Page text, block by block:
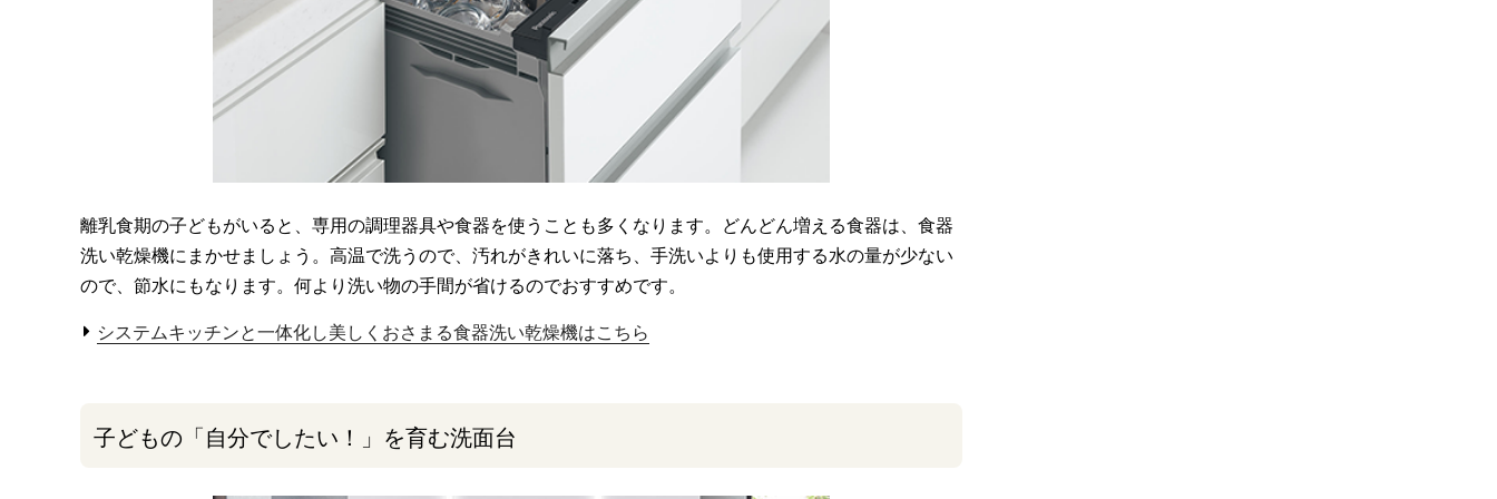
離乳食期の子どもがいると、専用の調理器具や食器を使うことも多くなります。どんどん増える食器は、食器
洗い乾燥機にまかせましょう。高温で洗うので、汚れがきれいに落ち、手洗いよりも使用する水の量が少ない
ので、節水にもなります。何より洗い物の手間が省けるのでおすすめです。
システムキッチンと一体化し美しくおさまる食器洗い乾燥機はこちら
子どもの「自分でしたい！」を育む洗面台